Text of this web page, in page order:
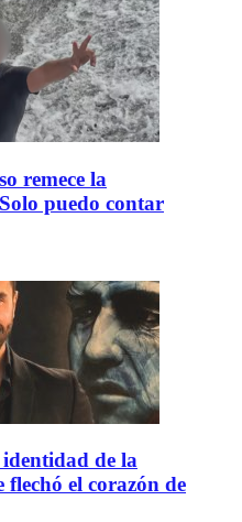
remece la
puedo contar
de la
el corazón de